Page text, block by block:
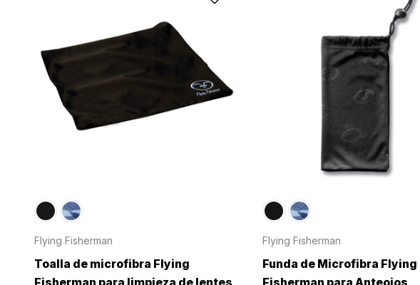
Flying Fisherman
Toalla de microfibra Flying
Fisherman para limpieza de lentes
Flying Fisherman
Funda de Microfibra Flying
Fisherman para Anteojos